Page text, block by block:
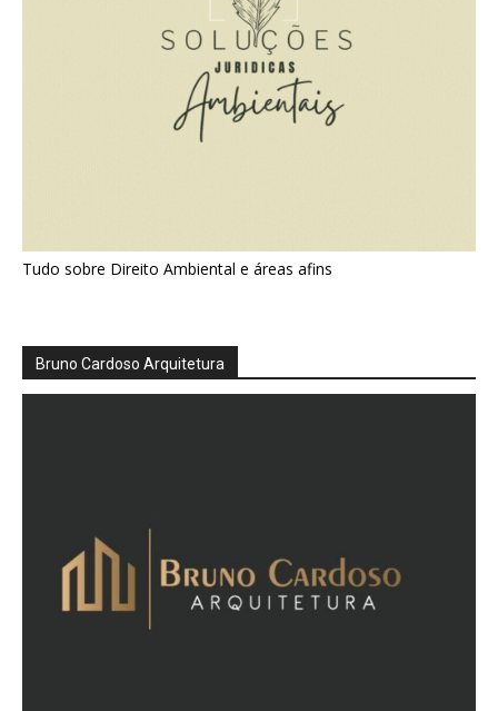
Tudo sobre Direito Ambiental e áreas afins
Bruno Cardoso Arquitetura